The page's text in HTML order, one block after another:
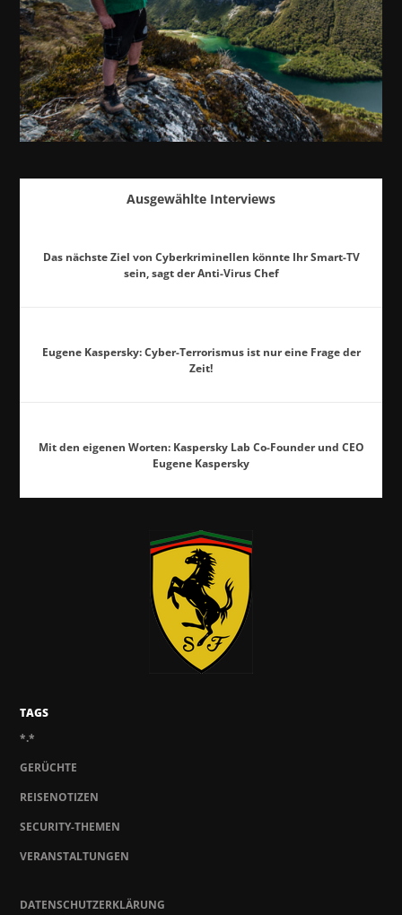
Ausgewählte Interviews
Das nächste Ziel von Cyberkriminellen könnte Ihr Smart-TV
sein, sagt der Anti-Virus Chef
Eugene Kaspersky: Cyber-Terrorismus ist nur eine Frage der
Zeit!
Mit den eigenen Worten: Kaspersky Lab Co-Founder und CEO
Eugene Kaspersky
TAGS
*.*
GERÜCHTE
REISENOTIZEN
SECURITY-THEMEN
VERANSTALTUNGEN
DATENSCHUTZERKLÄRUNG